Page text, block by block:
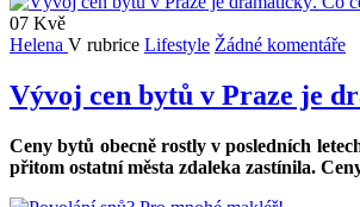
07 Kvě
Helena V rubrice Lifestyle Žádné komentáře
Vývoj cen bytů v Praze je
Ceny bytů obecně rostly v posledních
přitom ostatní města zdaleka zastínila.